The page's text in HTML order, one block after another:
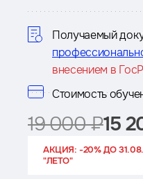
курсеПолучаемый
внесением в
Стоимость
19 000 ₽15
АКЦИЯ: -20% ДО
"ЛЕТО"